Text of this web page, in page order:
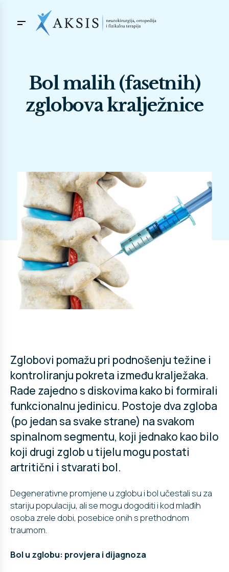
Bol malih (fasetnih)
zglobova kralježnice
Zglobovi pomažu pri podnošenju težine i
kontroliranju pokreta između kralježaka.
Rade zajedno s diskovima kako bi formirali
funkcionalnu jedinicu. Postoje dva zgloba
(po jedan sa svake strane) na svakom
spinalnom segmentu, koji jednako kao bilo
koji drugi zglob u tijelu mogu postati
artritični i stvarati bol.
Degenerativne promjene u zglobu i bol učestali su za
stariju populaciju, ali se mogu dogoditi i kod mlađih
osoba zrele dobi, posebice onih s prethodnom
traumom.
Bol u zglobu: provjera i dijagnoza